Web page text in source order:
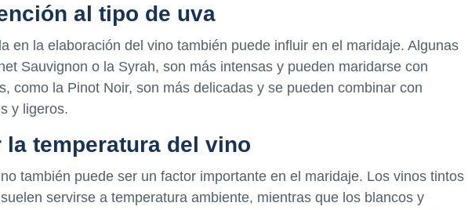
al tipo de uva
en la elaboración del vino también puede influir en el maridaje. Algunas
Sauvignon o la Syrah, son más intensas y pueden maridarse con
como la Pinot Noir, son más delicadas y se pueden combinar con
y ligeros.
la temperatura del vino
también puede ser un factor importante en el maridaje. Los vinos tintos
servirse a temperatura ambiente, mientras que los blancos y